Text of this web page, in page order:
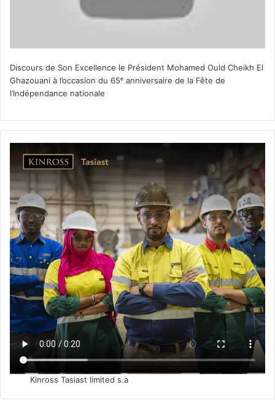
Discours de Son Excellence le Président Mohamed Ould Cheikh El
Ghazouani à l’occasion du 65ᵉ anniversaire de la Fête de
l’Indépendance nationale
Kinross Tasiast limited s.a